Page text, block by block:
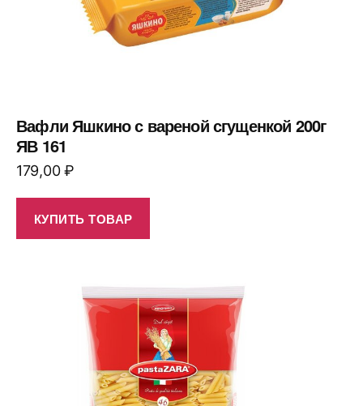
Вафли Яшкино с вареной сгущенкой 200г
ЯВ 161
179,00₽
КУПИТЬ ТОВАР